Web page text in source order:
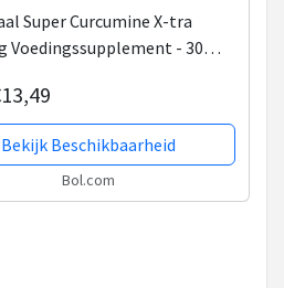
Super Curcumine X-tra
Voedingssupplement - 30
Bekijk Beschikbaarheid
Bol.com